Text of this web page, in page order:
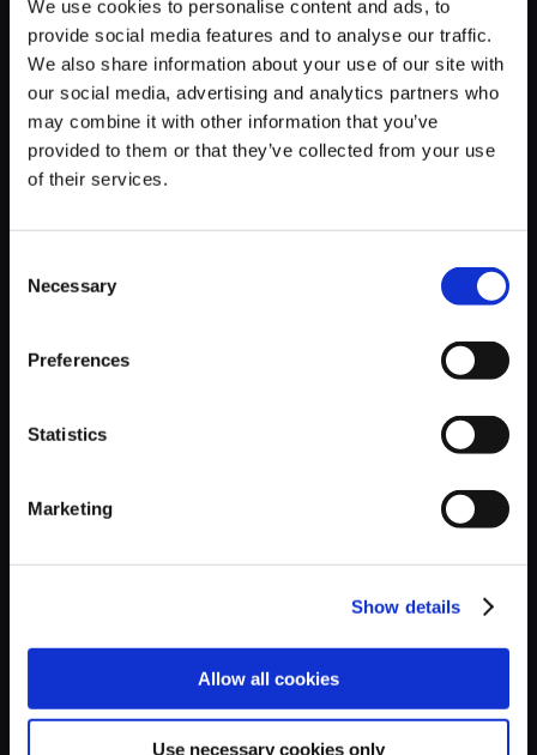
We use cookies to personalise content and ads, to
provide social media features and to analyse our traffic.
We also share information about your use of our site with
our social media, advertising and analytics partners who
may combine it with other information that you’ve
provided to them or that they’ve collected from your use
of their services.
Selection
Necessary
Preferences
Statistics
Marketing
Show details
Allow all cookies
Use necessary cookies only
【単曲】ロックマン4 サウンド
コレクション MISSION MODE
RESULT
おすすめ商品
ンX6 サウン....
ン4 サウンド...
ザード4 サウ...